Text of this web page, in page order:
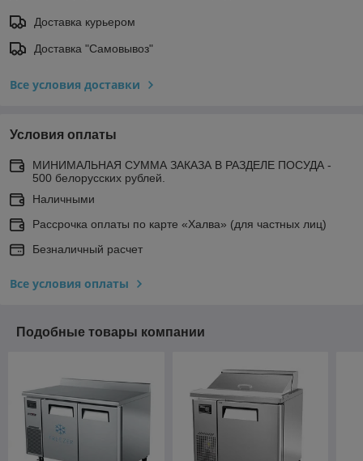
Доставка курьером
Доставка "Самовывоз"
Все условия доставки
Условия оплаты
МИНИМАЛЬНАЯ СУММА ЗАКАЗА В РАЗДЕЛЕ ПОСУДА -
500 белорусских рублей.
Наличными
Рассрочка оплаты по карте «Халва» (для частных лиц)
Безналичный расчет
Все условия оплаты
Подобные товары компании